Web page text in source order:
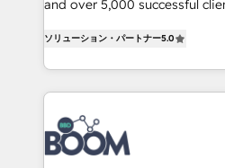
and achieve a unified, data-
and over 5,000 successful
measurable, scalable growth.
enterprise-grade campaigns,
builds scalable strategies
revenue. ⚙️ HubSpot Integration & Optimization •
Seamless CRM, CMS, and
Complex platform migrations
ソリューション・パートナー5.0